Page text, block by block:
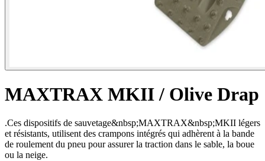
MAXTRAX MKII / Olive Drap
.Ces dispositifs de sauvetage&nbsp;MAXTRAX&nbsp;MKII légers
et résistants, utilisent des crampons intégrés qui adhèrent à la bande
de roulement du pneu pour assurer la traction dans le sable, la boue
ou la neige.